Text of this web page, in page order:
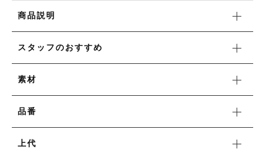
商品説明
スタッフのおすすめ
素材
品番
上代
当社について
お知らせ
ご利用ガイド
お問い合わせ
ログイン